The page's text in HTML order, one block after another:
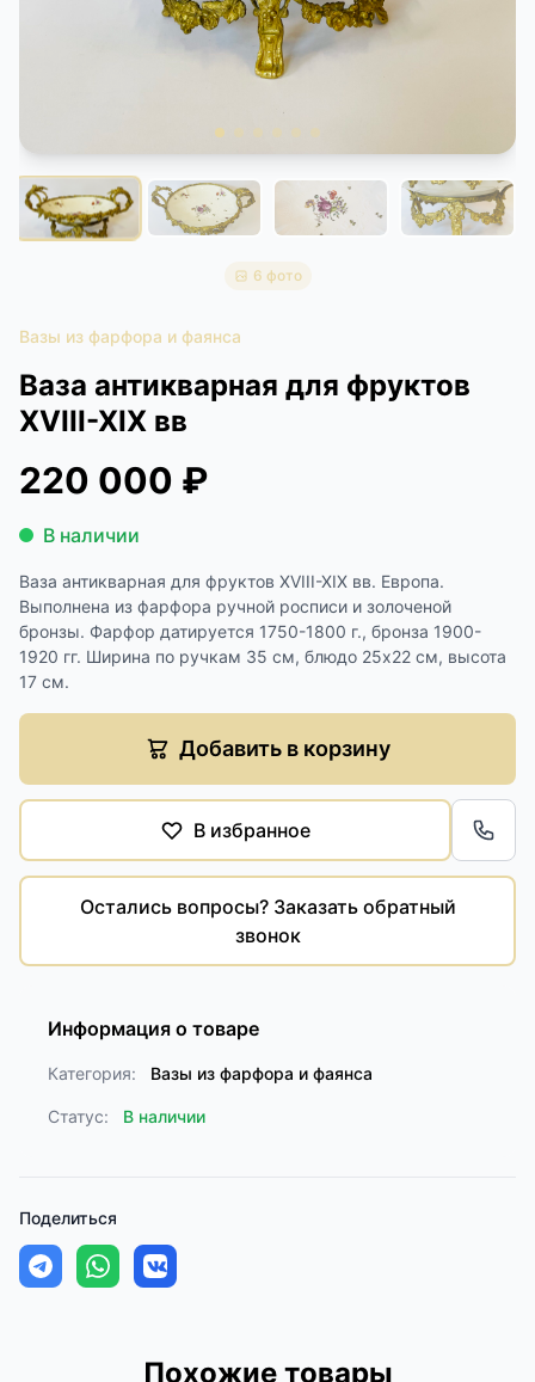
6 фото
Вазы из фарфора и фаянса
Ваза антикварная для фруктов
XVIII-XIX вв
220 000 ₽
В наличии
Ваза антикварная для фруктов XVIII-XIX вв. Европа.
Выполнена из фарфора ручной росписи и золоченой
бронзы. Фарфор датируется 1750-1800 г., бронза 1900-
1920 гг. Ширина по ручкам 35 см, блюдо 25х22 см, высота
17 см.
Добавить в корзину
В избранное
Остались вопросы? Заказать обратный
звонок
Информация о товаре
Категория: Вазы из фарфора и фаянса
Статус: В наличии
Поделиться
Похожие товары